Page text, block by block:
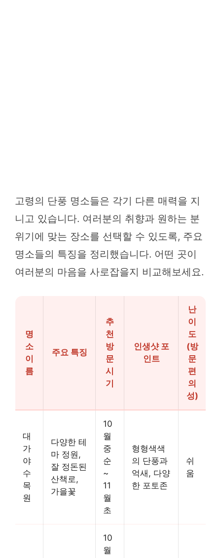
고령의 단풍 명소들은 각기 다른 매력을 지
니고 있습니다. 여러분의 취향과 원하는 분
위기에 맞는 장소를 선택할 수 있도록, 주요
명소들의 특징을 정리했습니다. 어떤 곳이
여러분의 마음을 사로잡을지 비교해보세요.
명
소
이
름
주요 특징
추
천
방
문
시
기
인생샷 포
인트
난
이
도
(방
문
편
의
성)
대
가
야
수
목
원
다양한 테
마 정원,
잘 정돈된
산책로,
가을꽃
10
월
중
순
~
11
월
초
형형색색
의 단풍과
억새, 다양
한 포토존
쉬
움
10
월